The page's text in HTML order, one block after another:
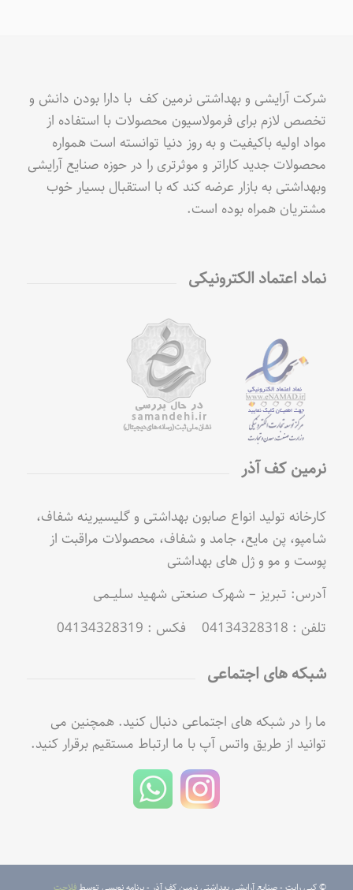
شرکت آرایشی و بهداشتی نرمین کف با دارا بودن دانش و
تخصص لازم برای فرمولاسیون محصولات با استفاده از
مواد اولیه باکیفیت و به روز دنیا توانسته است همواره
محصولات جدید کاراتر و موثرتری را در حوزه صنایع آرایشی
وبهداشتی به بازار عرضه کند که با استقبال بسیار خوب
مشتریان همراه بوده است.
نماد اعتماد الکترونیکی
نرمین کف آذر
کارخانه تولید انواع صابون بهداشتی و گلیسیرینه شفاف،
شامپو، پن مایع، جامد و شفاف، محصولات مراقبت از
پوست و مو و ژل های بهداشتی
آدرس: تـبریز – شهرک صنعتی شهـید سلیــمی
تلفن : 04134328318 فکس : 04134328319
شبکه های اجتماعی
ما را در شبکه های اجتماعی دنبال کنید. همچنین می
توانید از طریق واتس آپ با ما ارتباط مستقیم برقرار کنید.